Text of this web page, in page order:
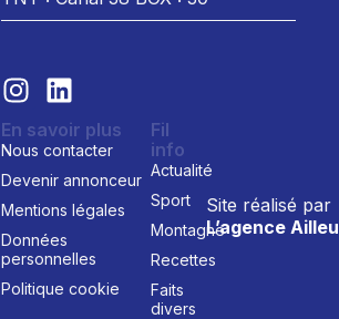
Site réalisé par
L’agence
En savoir plus
Nous contacter
Devenir annonceur
Mentions légales
Données
personnelles
Politique cookie
Fil
info
Actualité
Sport
Montagne
Recettes
Faits
divers